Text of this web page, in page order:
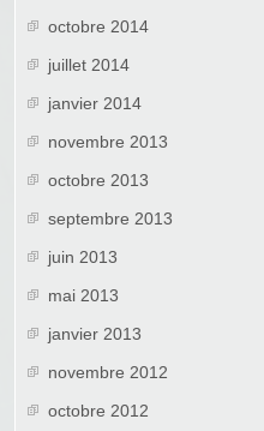
octobre 2014
juillet 2014
janvier 2014
novembre 2013
octobre 2013
septembre 2013
juin 2013
mai 2013
janvier 2013
novembre 2012
octobre 2012